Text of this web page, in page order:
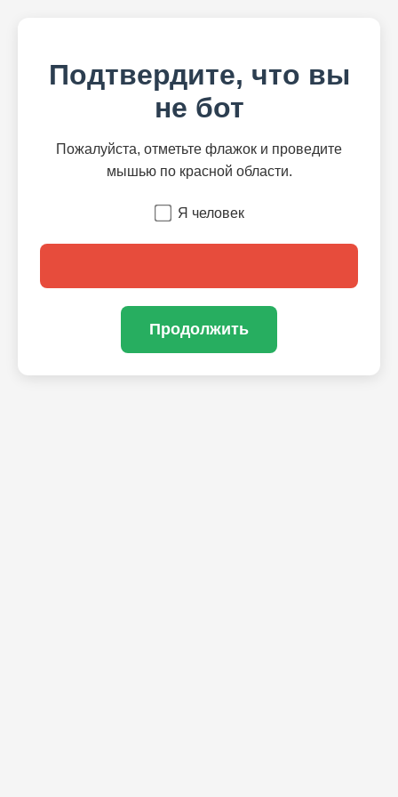
Подтвердите, что вы
не бот
Пожалуйста, отметьте флажок и проведите
мышью по красной области.
Я человек
Продолжить